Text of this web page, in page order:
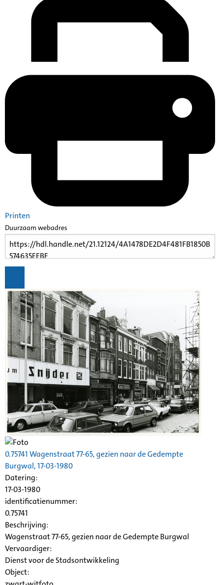
Printen
Duurzaam webadres
0.75741 Wagenstraat 77-65, gezien naar deGedempte
Burgwal, 17-03-1980
Datering:
17-03-1980
identificatienummer:
0.75741
Beschrijving:
Wagenstraat 77-65, gezien naar deGedempteBurgwal
Vervaardiger:
Dienst voor de Stadsontwikkeling
Object: